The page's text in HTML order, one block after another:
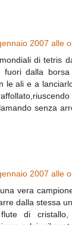
2007 alle
di tetris
fuori dalla borsa
le ali e a
senza
2007 alle
vera
dalla stessa
di cristallo,